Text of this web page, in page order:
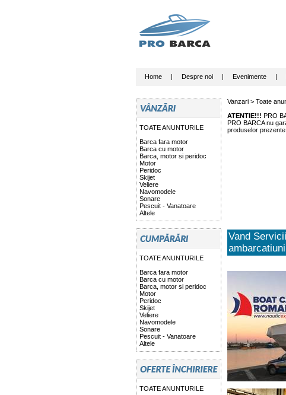
Home| Despre noi| Evenimente|
TOATE ANUNTURILE
Barca fara motor
Barca cu motor
Barca, motor si peridoc
Motor
Peridoc
Skijet
Veliere
Navomodele
Sonare
Pescuit - Vanatoare
Altele
TOATE ANUNTURILE
Barca fara motor
Barca cu motor
Barca, motor si peridoc
Motor
Peridoc
Skijet
Veliere
Navomodele
Sonare
Pescuit - Vanatoare
Altele
TOATE ANUNTURILE
Vanzari > Toate
ATENTIE!!! PRO
PRO BARCA nu
produselor
Vand
ambarcatiuni